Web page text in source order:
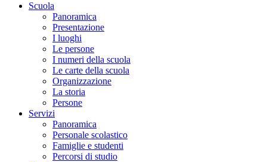
Scuola
Panoramica
Presentazione
I luoghi
Le persone
I numeri della scuola
Le carte della scuola
Organizzazione
La storia
Persone
Servizi
Panoramica
Personale scolastico
Famiglie e studenti
Percorsi di studio